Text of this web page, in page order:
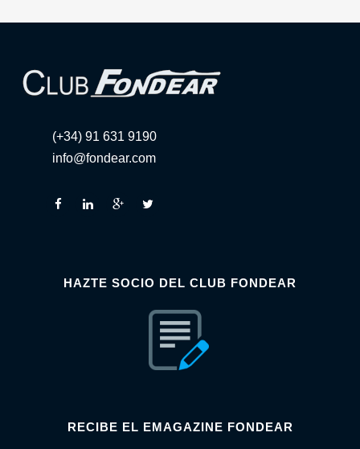
(+34) 91 631 9190
info@fondear.com
HAZTE SOCIO DEL CLUB FONDEAR
RECIBE EL EMAGAZINE FONDEAR